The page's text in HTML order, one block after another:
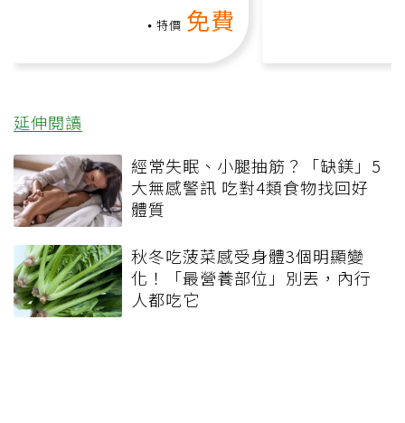
特價 免費
延伸閱讀
經常失眠、小腿抽筋？「缺鎂」5
大無感警訊 吃對4類食物找回好
體質
秋冬吃菠菜感受身體3個明顯變
化！「最營養部位」別丟，內行
人都吃它